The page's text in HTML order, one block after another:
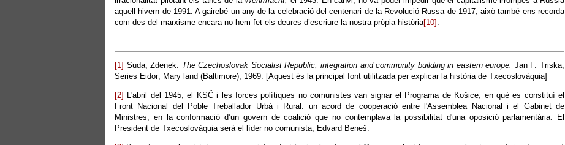
aquell hivern de 1991. A gairebé un any de la celebració del centenari de la Revolució Russa de 1917, això també ens recorda
com des del marxisme encara no hem fet els deures d’escriure la nostra pròpia història[10] .
[1] Suda, Zdenek: The Czechoslovak Socialist Republic, integration and community building in eastern europe. Jan F. Triska,
Series Eidor; Mary land (Baltimore), 1969. [Aquest és la principal font utilitzada per explicar la història de Txecoslovàquia]
[2] L'abril del 1945, el KSČ i les forces polítiques no comunistes van signar el Programa de Košice, en què es constituí el
Front Nacional del Poble Treballador Urbà i Rural: un acord de cooperació entre l'Assemblea Nacional i el Gabinet de
Ministres, en la conformació d’un govern de coalició que no contemplava la possibilitat d'una oposició parlamentària. El
President de Txecoslovàquia serà el líder no comunista, Edvard Beneš.